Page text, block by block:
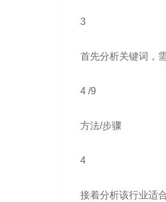
3
首先分析关键词，
4 /9
方法/步骤
4
接着分析该行业适